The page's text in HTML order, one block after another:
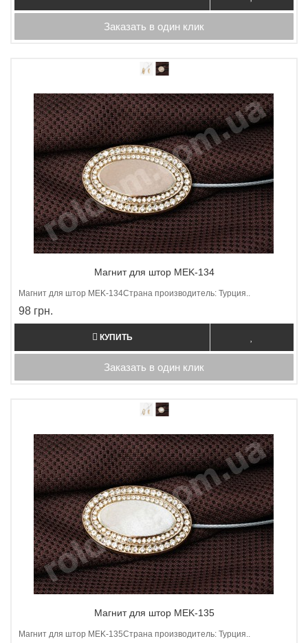
Заказать в один клик
Магнит для штор MEK-134
Магнит для штор МEK-134Страна производитель: Турция..
98 грн.
КУПИТЬ
Заказать в один клик
Магнит для штор MEK-135
Магнит для штор МEK-135Страна производитель: Турция..